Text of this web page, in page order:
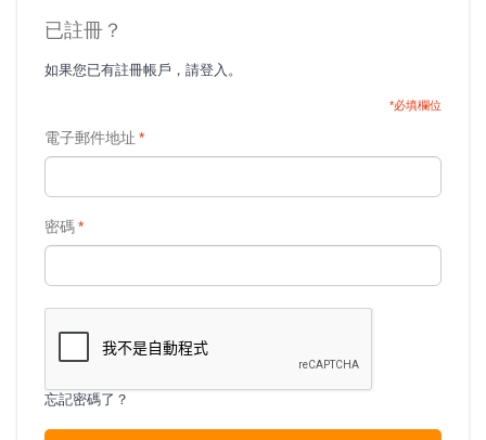
已註冊？
如果您已有註冊帳戶，請登入。
*必填欄位
*
電子郵件地址
*
密碼
忘記密碼了？